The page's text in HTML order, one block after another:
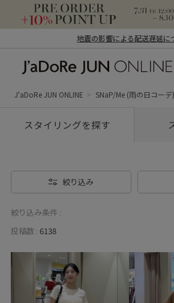
地震の影響による配送遅延に
ン オンライン）
J'aDoRe JUN ONLINE SNaP/Me (雨の日コーデ)
スタイリングを探す
絞り込み
絞り込み条件 :
投稿数 : 6138